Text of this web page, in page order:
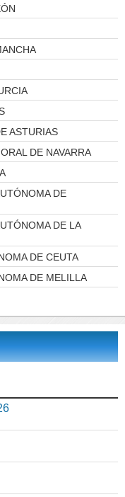
ASTURIAS
DE NAVARRA
DE
DE LA
DE CEUTA
DE MELILLA